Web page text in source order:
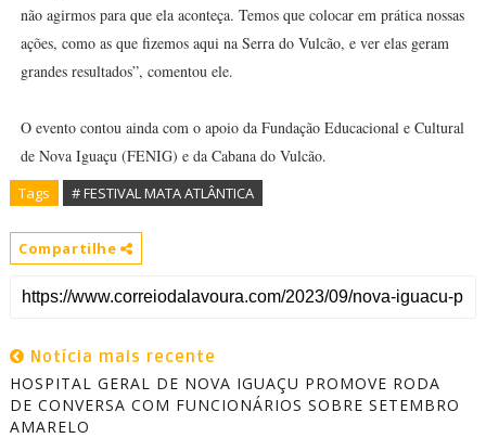
não agirmos para que ela aconteça. Temos que colocar em prática nossas
ações, como as que fizemos aqui na Serra do Vulcão, e ver elas geram
grandes resultados”, comentou ele.
O evento contou ainda com o apoio da Fundação Educacional e Cultural
de Nova Iguaçu (FENIG) e da Cabana do Vulcão.
Tags # FESTIVAL MATA ATLÂNTICA
Compartilhe
Notícia mais recente
HOSPITAL GERAL DE NOVA IGUAÇU PROMOVE RODA
DE CONVERSA COM FUNCIONÁRIOS SOBRE SETEMBRO
AMARELO